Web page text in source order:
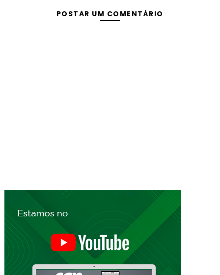
POSTAR UM COMENTÁRIO